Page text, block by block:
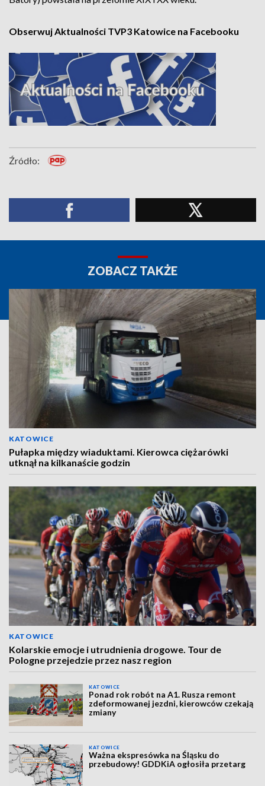
Obserwuj Aktualności TVP3 Katowice na Facebooku
Źródło:
ZOBACZ TAKŻE
KATOWICE
Pułapka między wiaduktami. Kierowca ciężarówki
utknął na kilkanaście godzin
KATOWICE
Kolarskie emocje i utrudnienia drogowe. Tour de
Pologne przejedzie przez nasz region
KATOWICE
Ponad rok robót na A1. Rusza remont
zdeformowanej jezdni, kierowców czekają
zmiany
KATOWICE
Ważna ekspresówka na Śląsku do
przebudowy! GDDKiA ogłosiła przetarg